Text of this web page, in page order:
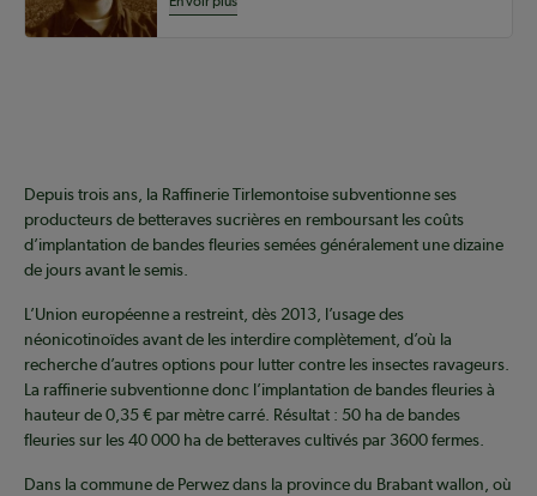
Depuis trois ans, la Raffinerie Tirlemontoise subventionne ses
producteurs de betteraves sucrières en remboursant les coûts
d’implantation de bandes fleuries semées généralement une dizaine
de jours avant le semis.
L’Union européenne a restreint, dès 2013, l’usage des
néonicotinoïdes avant de les interdire complètement, d’où la
recherche d’autres options pour lutter contre les insectes ravageurs.
La raffinerie subventionne donc l’implantation de bandes fleuries à
hauteur de 0,35 € par mètre carré. Résultat : 50 ha de bandes
fleuries sur les 40 000 ha de betteraves cultivés par 3600 fermes.
Dans la commune de Perwez dans la province du Brabant wallon, où